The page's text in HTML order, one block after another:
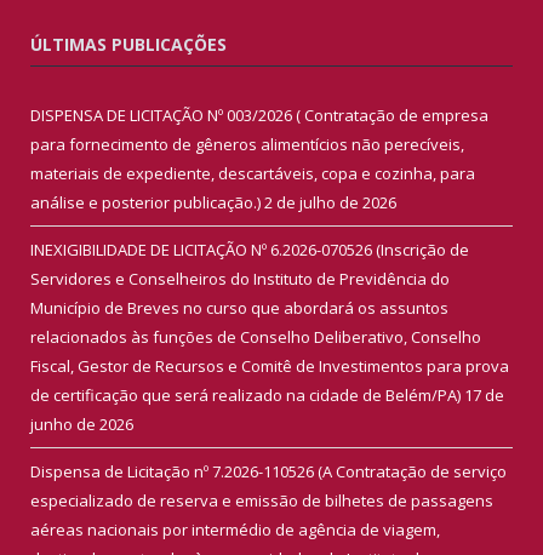
ÚLTIMAS PUBLICAÇÕES
DISPENSA DE LICITAÇÃO Nº 003/2026 ( Contratação de empresa
para fornecimento de gêneros alimentícios não perecíveis,
materiais de expediente, descartáveis, copa e cozinha, para
análise e posterior publicação.)2 de julho de 2026
INEXIGIBILIDADE DE LICITAÇÃO Nº 6.2026-070526 (Inscrição de
Servidores e Conselheiros do Instituto de Previdência do
Município de Breves no curso que abordará os assuntos
relacionados às funções de Conselho Deliberativo, Conselho
Fiscal, Gestor de Recursos e Comitê de Investimentos para prova
de certificação que será realizado na cidade de Belém/PA) 17 de
junho de 2026
Dispensa de Licitação nº 7.2026-110526 (A Contratação de serviço
especializado de reserva e emissão de bilhetes de passagens
aéreas nacionais por intermédio de agência de viagem,